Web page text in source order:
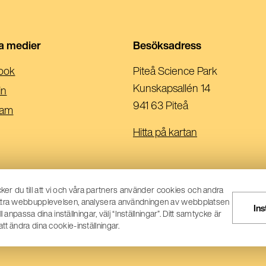
medier
(Öppnas
I
Besöksadress
Piteå Science Park
Kunskapsallén 14
941 63 Piteå
Hitta på kartan
du till att vi och våra partners använder cookies och andra
webbupplevelsen, analysera användningen av webbplatsen
dina inställningar, välj “Inställningar”. Ditt samtycke är
ändra dina cookie-inställningar.